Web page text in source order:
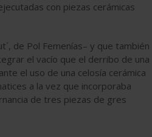
con piezas cerámicas
de Pol Femenías– y que también
el vacío que el derribo de una
el uso de una celosía cerámica
a la vez que incorporaba
de tres piezas de gres